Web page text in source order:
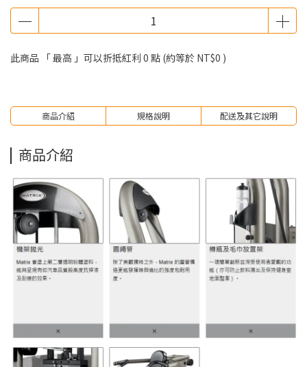
此商品 「 最高 」可以折抵紅利 0 點 (約等於 NT$0 )
商品介紹 規格說明 配送及其它說明
商品介紹